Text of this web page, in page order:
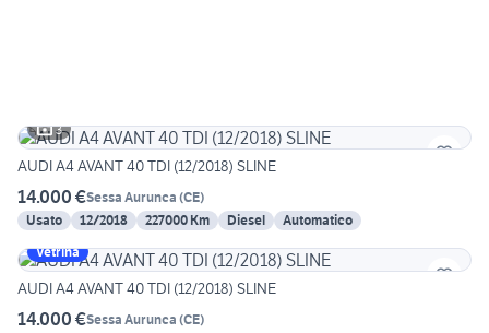
3
AUDI A4 AVANT 40 TDI (12/2018) SLINE
14.000 €Sessa Aurunca (CE)
Usato
12/2018 227000 Km Diesel
Automatico
Vetrina
AUDI A4 AVANT 40 TDI (12/2018) SLINE
14.000 €Sessa Aurunca (CE)